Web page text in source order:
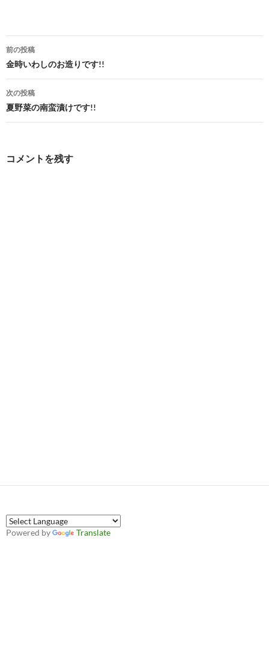
投
稿
ナ
ビ
前の投稿
金時いわしのお造りです!!
次の投稿
夏野菜の南蛮漬けです!!
コメントを残す
Powered by Translate